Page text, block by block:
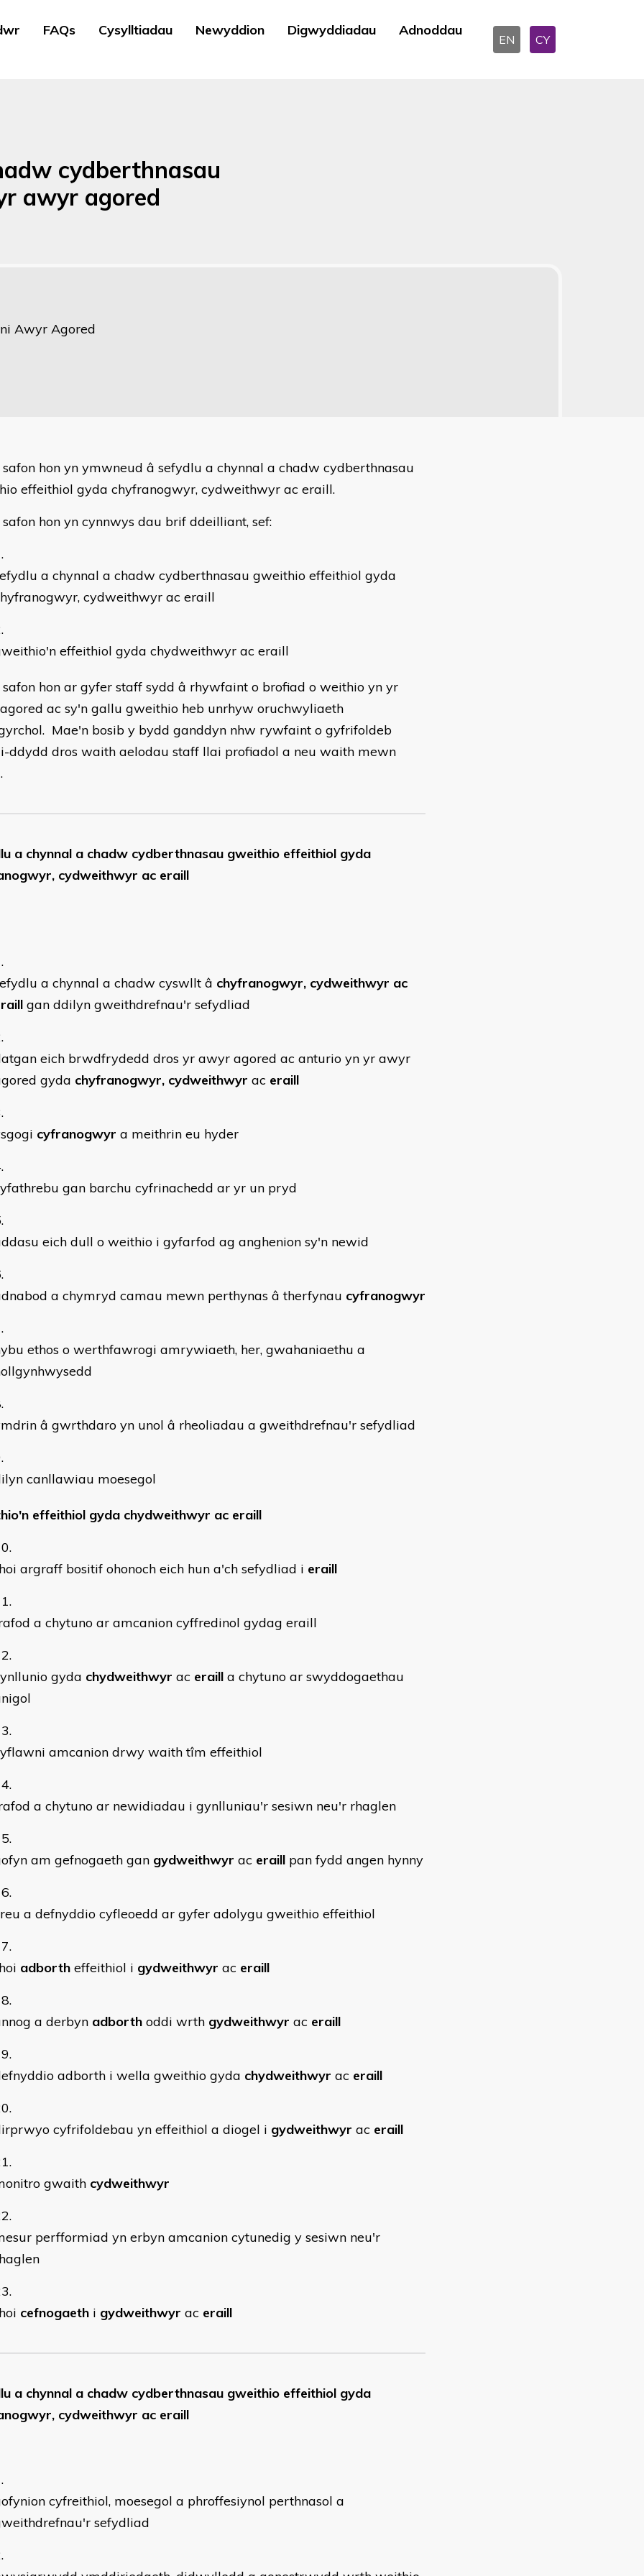
FAQs Cysylltiadau Newyddion Digwyddiadau Adnoddau
EN CY
cydberthnasau
awyr agored
Awyr Agored
hon yn ymwneud â sefydlu a chynnal a chadw cydberthnasau
effeithiol gyda chyfranogwyr, cydweithwyr ac eraill.
hon yn cynnwys dau brif ddeilliant, sef:
a chynnal a chadw cydberthnasau gweithio effeithiol gyda
cydweithwyr ac eraill
effeithiol gyda chydweithwyr ac eraill
hon ar gyfer staff sydd â rhywfaint o brofiad o weithio yn yr
ac sy'n gallu gweithio heb unrhyw oruchwyliaeth
Mae'n bosib y bydd ganddyn nhw rywfaint o gyfrifoldeb
ddydd dros waith aelodau staff llai profiadol a neu waith mewn
a chynnal a chadw cydberthnasau gweithio effeithiol gyda
cydweithwyr ac eraill
a chynnal a chadw cyswllt â chyfranogwyr, cydweithwyr ac
gan ddilyn gweithdrefnau'r sefydliad
eich brwdfrydedd dros yr awyr agored ac anturio yn yr awyr
gyda chyfranogwyr, cydweithwyr ac eraill
cyfranogwyr a meithrin eu hyder
gan barchu cyfrinachedd ar yr un pryd
eich dull o weithio i gyfarfod ag anghenion sy'n newid
a chymryd camau mewn perthynas â therfynau cyfranogwyr
ethos o werthfawrogi amrywiaeth, her, gwahaniaethu a
â gwrthdaro yn unol â rheoliadau a gweithdrefnau'r sefydliad
canllawiau moesegol
effeithiol gyda chydweithwyr ac eraill
argraff bositif ohonoch eich hun a'ch sefydliad i eraill
a chytuno ar amcanion cyffredinol gydag eraill
gyda chydweithwyr ac eraill a chytuno ar swyddogaethau
amcanion drwy waith tîm effeithiol
a chytuno ar newidiadau i gynlluniau'r sesiwn neu'r rhaglen
am gefnogaeth gan gydweithwyr ac eraill pan fydd angen hynny
a defnyddio cyfleoedd ar gyfer adolygu gweithio effeithiol
adborth effeithiol i gydweithwyr ac eraill
a derbyn adborth oddi wrth gydweithwyr ac eraill
adborth i wella gweithio gyda chydweithwyr ac eraill
cyfrifoldebau yn effeithiol a diogel i gydweithwyr ac eraill
gwaith cydweithwyr
perfformiad yn erbyn amcanion cytunedig y sesiwn neu'r
cefnogaeth i gydweithwyr ac eraill
a chynnal a chadw cydberthnasau gweithio effeithiol gyda
cydweithwyr ac eraill
cyfreithiol, moesegol a phroffesiynol perthnasol a
sefydliad